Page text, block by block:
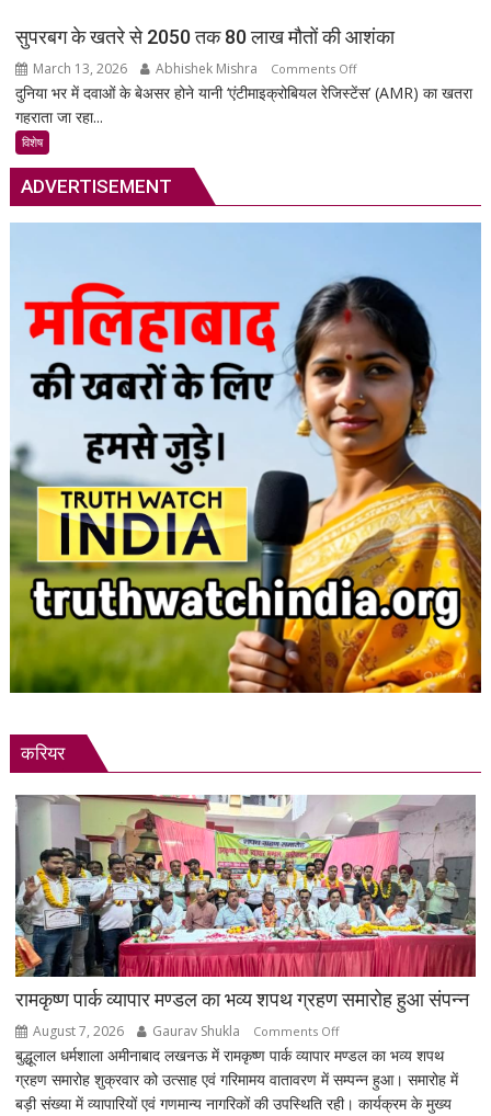
सुरक्षा
का
स्मार्ट
में
सुपरबग के खतरे से 2050 तक 80 लाख मौतों की आशंका
March 13, 2026 Abhishek Mishra Comments Offon
सुपरबग
मौतों
की
आशंका
दुनिया भर में दवाओं के बेअसर होने यानी ‘एंटीमाइक्रोबियल रेजिस्टेंस’ (AMR) का खतरा
गहराता जा रहा...
विशेष
ADVERTISEMENT
करियर
रामकृष्ण पार्क व्यापार मण्डल का भव्य शपथ ग्रहण समारोह हुआ संपन्न
August 7, 2026 Gaurav Shukla Comments Offon
रामकृष्ण
पार्क
व्यापार
बुद्धूलाल धर्मशाला अमीनाबाद लखनऊ में रामकृष्ण पार्क व्यापार मण्डल का भव्य शपथ
ग्रहण समारोह शुक्रवार को उत्साह एवं गरिमामय वातावरण में सम्पन्न हुआ। समारोह में
बड़ी संख्या में व्यापारियों एवं गणमान्य नागरिकों की उपस्थिति रही। कार्यक्रम के मुख्य